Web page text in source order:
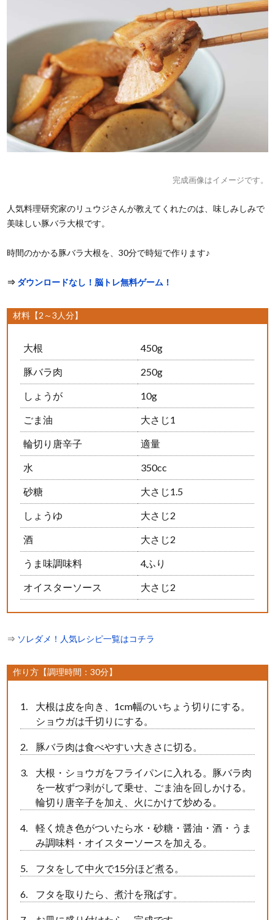
完成画像はイメージです。
人気料理研究家のリュウジさんが教えてくれたのは、味しみしみで
美味しい豚バラ大根です。
時間のかかる豚バラ大根を、30分で時短で作ります♪
⇒ ダウンロードなし！脳トレ無料ゲーム！
材料【2～3人分】
大根 450g
豚バラ肉 250g
しょうが 10g
ごま油 大さじ1
輪切り唐辛子 適量
水 350cc
砂糖 大さじ1.5
しょうゆ 大さじ2
酒 大さじ2
うま味調味料 4ふり
オイスターソース 大さじ2
⇒ ソレダメ！人気レシピ一覧はコチラ
作り方【調理時間：30分】
大根は皮を向き、1cm幅のいちょう切りにする。
ショウガは千切りにする。
豚バラ肉は食べやすい大きさに切る。
大根・ショウガをフライパンに入れる。豚バラ肉
を一枚ずつ剥がして乗せ、ごま油を回しかける。
輪切り唐辛子を加え、火にかけて炒める。
軽く焼き色がついたら水・砂糖・醤油・酒・うま
み調味料・オイスターソースを加える。
フタをして中火で15分ほど煮る。
フタを取りたら、煮汁を飛ばす。